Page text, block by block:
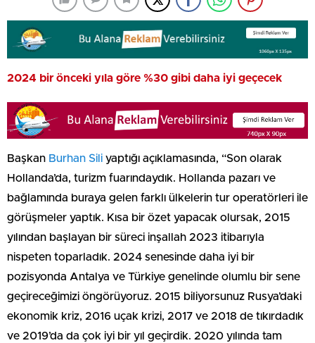
2024 bir önceki yıla göre %30 gibi daha iyi geçecek
Başkan Burhan Sili yaptığı açıklamasında, “Son olarak
Hollanda’da, turizm fuarındaydık. Hollanda pazarı ve
bağlamında buraya gelen farklı ülkelerin tur operatörleri ile
görüşmeler yaptık. Kısa bir özet yapacak olursak, 2015
yılından başlayan bir süreci inşallah 2023 itibarıyla
nispeten toparladık. 2024 senesinde daha iyi bir
pozisyonda Antalya ve Türkiye genelinde olumlu bir sene
geçireceğimizi öngörüyoruz. 2015 biliyorsunuz Rusya’daki
ekonomik kriz, 2016 uçak krizi, 2017 ve 2018 de tıkırdadık
ve 2019’da da çok iyi bir yıl geçirdik. 2020 yılında tam